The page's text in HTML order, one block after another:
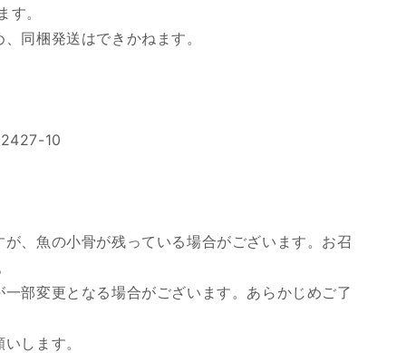
す。
同梱発送はできかねます。
10
、魚の小骨が残っている場合がございます。お召
部変更となる場合がございます。あらかじめご了
します。